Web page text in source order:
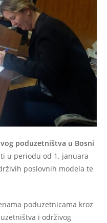
poduzetništva u Bosni
u periodu od 1. januara
poslovnih modela te
poduzetnicama kroz
i održivog